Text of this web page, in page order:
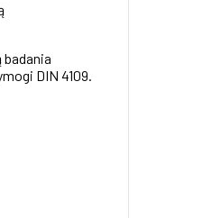
DIN 4109.